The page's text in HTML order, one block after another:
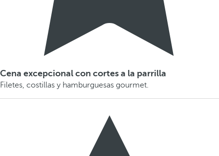
Cena excepcional con cortes a la parrilla
Filetes, costillas y hamburguesas gourmet.